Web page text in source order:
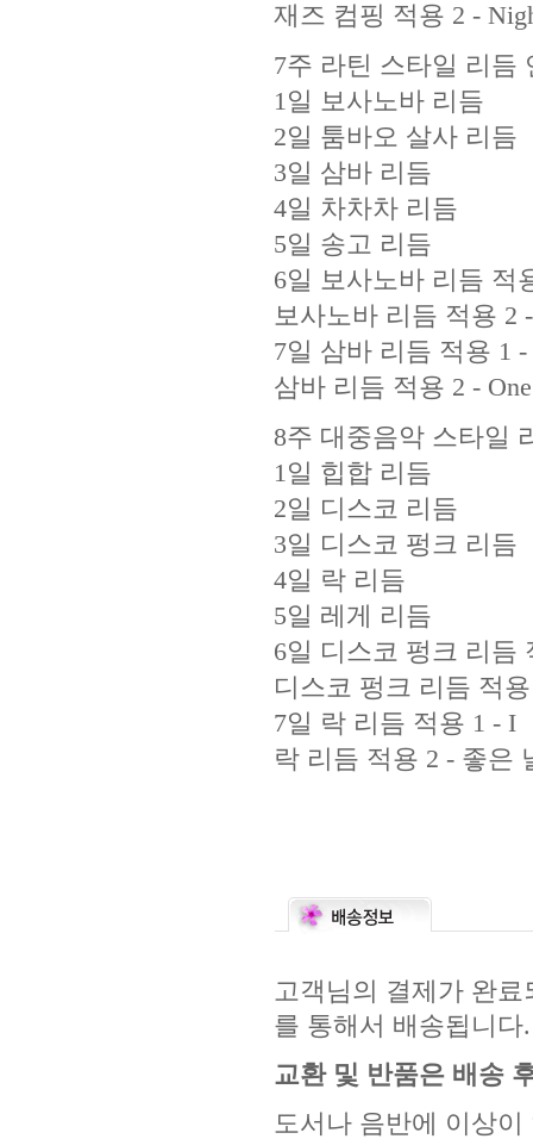
재즈 컴핑 적용 2 -
7주 라틴 스타일 리듬
1일 보사노바 리듬
2일 툼바오 살사 리듬
3일 삼바 리듬
4일 차차차 리듬
5일 송고 리듬
6일 보사노바 리듬 적
보사노바 리듬 적용 2
7일 삼바 리듬 적용 1 -
삼바 리듬 적용 2 -
8주 대중음악 스타일
1일 힙합 리듬
2일 디스코 리듬
3일 디스코 펑크 리듬
4일 락 리듬
5일 레게 리듬
6일 디스코 펑크 리듬
디스코 펑크 리듬 적
7일 락 리듬 적용 1 - I
락 리듬 적용 2 - 좋은
고객님의 결제가 완
를 통해서 배송됩니다.
교환 및 반품은 배송
도서나 음반에 이상